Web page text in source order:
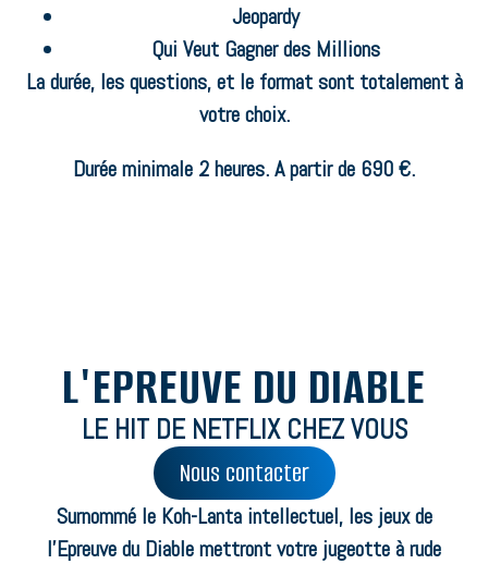
Jeopardy
Qui Veut Gagner des Millions
La durée, les questions, et le format sont totalement à
votre choix.
Durée minimale 2 heures. A partir de 690 €.
L'EPREUVE DU DIABLE
LE HIT DE NETFLIX CHEZ VOUS
Nous contacter
Surnommé le Koh-Lanta intellectuel, les jeux de
l’Epreuve du Diable mettront votre jugeotte à rude